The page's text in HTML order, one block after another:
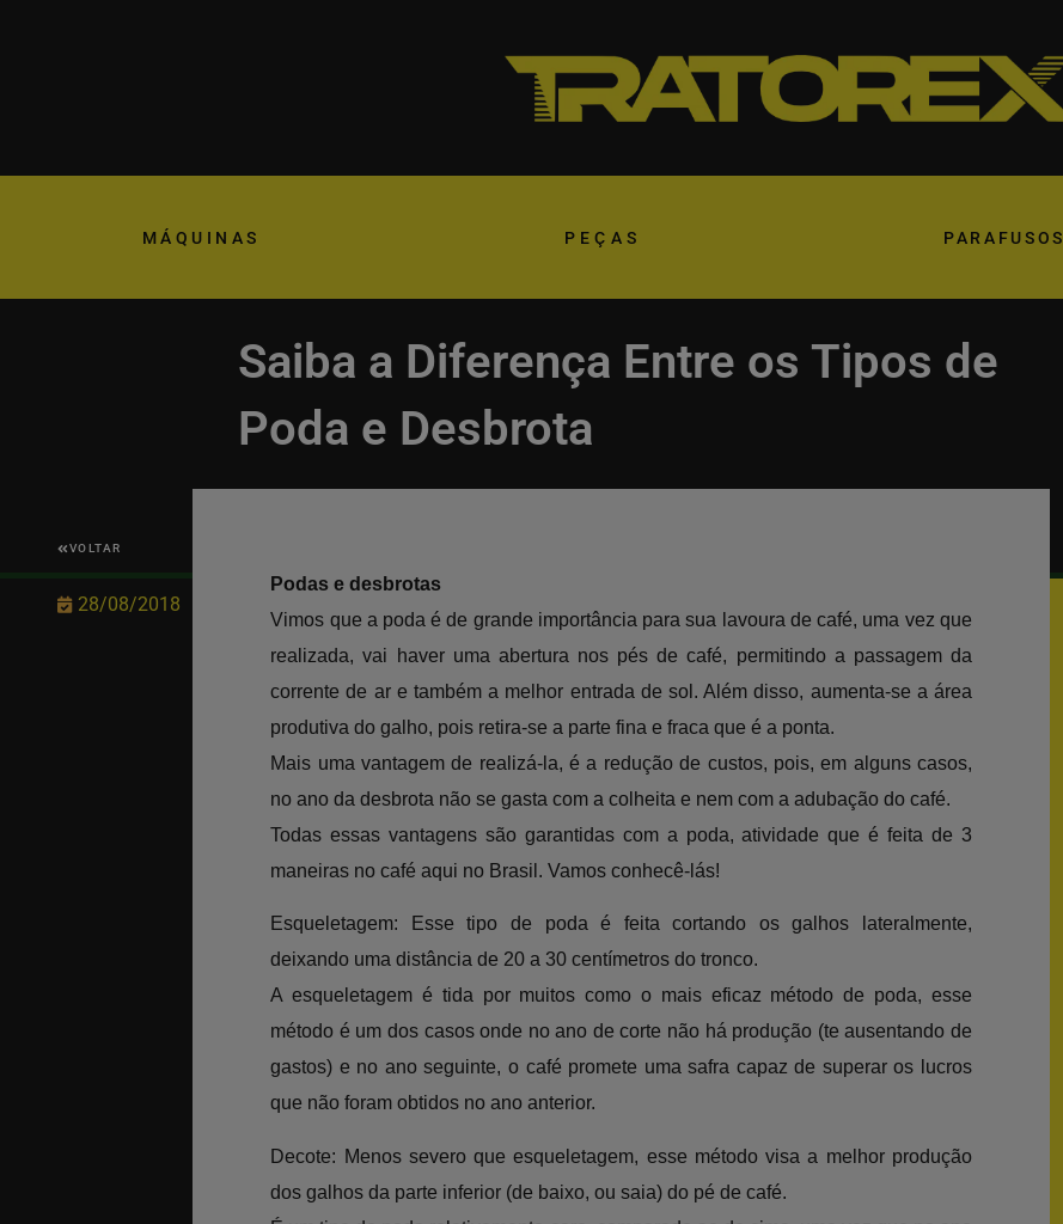
MÁQUINAS PEÇAS PARAFUSOS
Saiba a Diferença Entre os Tipos de
Poda e Desbrota
VOLTAR
28/08/2018
Podas e desbrotas
Vimos que a poda é de grande importância para sua lavoura de café, uma vez que
realizada, vai haver uma abertura nos pés de café, permitindo a passagem da
corrente de ar e também a melhor entrada de sol. Além disso, aumenta-se a área
produtiva do galho, pois retira-se a parte fina e fraca que é a ponta.
Mais uma vantagem de realizá-la, é a redução de custos, pois, em alguns casos,
no ano da desbrota não se gasta com a colheita e nem com a adubação do café.
Todas essas vantagens são garantidas com a poda, atividade que é feita de 3
maneiras no café aqui no Brasil. Vamos conhecê-lás!
Esqueletagem: Esse tipo de poda é feita cortando os galhos lateralmente,
deixando uma distância de 20 a 30 centímetros do tronco.
A esqueletagem é tida por muitos como o mais eficaz método de poda, esse
método é um dos casos onde no ano de corte não há produção (te ausentando de
gastos) e no ano seguinte, o café promete uma safra capaz de superar os lucros
que não foram obtidos no ano anterior.
Decote: Menos severo que esqueletagem, esse método visa a melhor produção
dos galhos da parte inferior (de baixo, ou saia) do pé de café.